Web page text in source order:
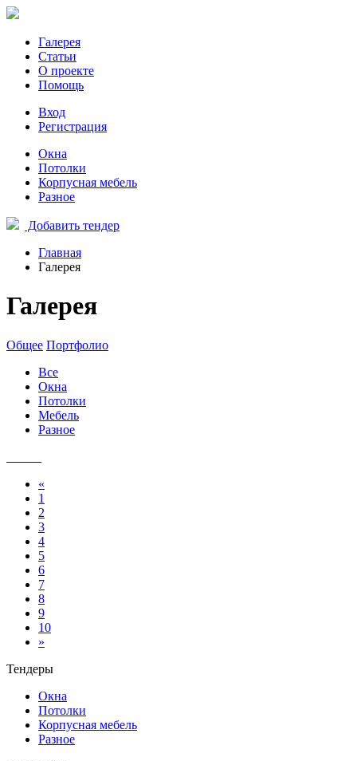
Галерея
Статьи
О проекте
Помощь
Вход
Регистрация
Окна
Потолки
Корпусная мебель
Разное
Добавить тендер
Главная
Галерея
Галерея
Общее Портфолио
Все
Окна
Потолки
Мебель
Разное
«
1
2
3
4
5
6
7
8
9
10
»
Тендеры
Окна
Потолки
Корпусная мебель
Разное